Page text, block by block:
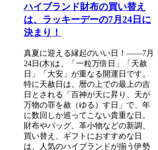
ハイブランド財布の買い替え
は、ラッキーデーの7月24日に
決まり！
真夏に迎える縁起のいい日！――7月
24日(木)は、「一粒万倍日」「天赦
日」「大安」が重なる開運日です。
特に天赦日は、暦の上での最上の吉
日とされる「百神が天に昇り、天が
万物の罪を赦（ゆる）す日」で、年
に数回しか巡ってこない貴重な日。
財布やバッグ、革小物などの新調、
買い替え、ギフトにおすすめな日
は、人気のハイブランドが揃う伊勢